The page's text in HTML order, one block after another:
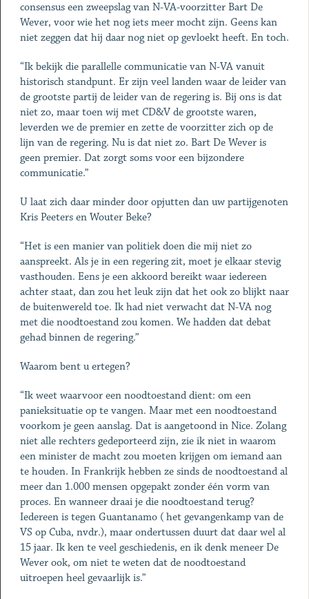
consensus een zweepslag van N-VA-voorzitter Bart De
Wever, voor wie het nog iets meer mocht zijn. Geens kan
niet zeggen dat hij daar nog niet op gevloekt heeft. En toch.
“Ik bekijk die parallelle communicatie van N-VA vanuit
historisch standpunt. Er zijn veel landen waar de leider van
de grootste partij de leider van de regering is. Bij ons is dat
niet zo, maar toen wij met CD&V de grootste waren,
leverden we de premier en zette de voorzitter zich op de
lijn van de regering. Nu is dat niet zo. Bart De Wever is
geen premier. Dat zorgt soms voor een bijzondere
communicatie.”
U laat zich daar minder door opjutten dan uw partijgenoten
Kris Peeters en Wouter Beke?
“Het is een manier van politiek doen die mij niet zo
aanspreekt. Als je in een regering zit, moet je elkaar stevig
vasthouden. Eens je een akkoord bereikt waar iedereen
achter staat, dan zou het leuk zijn dat het ook zo blijkt naar
de buitenwereld toe. Ik had niet verwacht dat N-VA nog
met die noodtoestand zou komen. We hadden dat debat
gehad binnen de regering.”
Waarom bent u ertegen?
“Ik weet waarvoor een noodtoestand dient: om een
panieksituatie op te vangen. Maar met een noodtoestand
voorkom je geen aanslag. Dat is aangetoond in Nice. Zolang
niet alle rechters gedeporteerd zijn, zie ik niet in waarom
een minister de macht zou moeten krijgen om iemand aan
te houden. In Frankrijk hebben ze sinds de noodtoestand al
meer dan 1.000 mensen opgepakt zonder één vorm van
proces. En wanneer draai je die noodtoestand terug?
Iedereen is tegen ­Guantanamo ( het gevangenkamp van de
VS op Cuba, nvdr.), maar ondertussen duurt dat daar wel al
15 jaar. Ik ken te veel geschiedenis, en ik denk meneer De
Wever ook, om niet te weten dat de noodtoestand
uitroepen heel gevaarlijk is.”